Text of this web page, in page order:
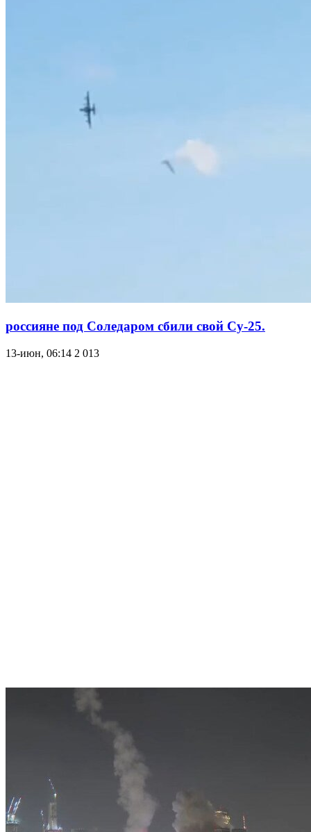
россияне под Соледаром сбили свой Су-25.
13-июн, 06:14 2 013